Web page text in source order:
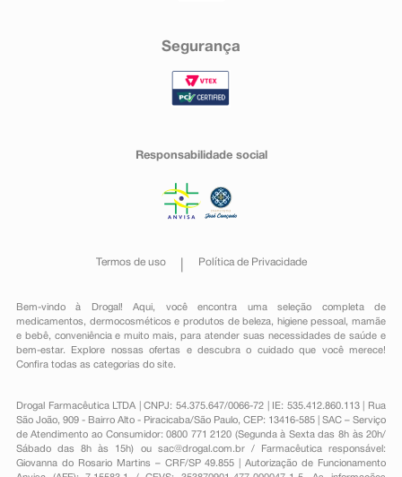
Segurança
Responsabilidade social
Termos de uso Política de Privacidade
Bem-vindo à Drogal! Aqui, você encontra uma seleção completa de
medicamentos , dermocosméticos e produtos de beleza, higiene pessoal ,mamãe
e bebê, conveniênciae muito mais, para atender suas necessidades de saúde e
bem-estar. Explore nossas ofertas e descubra o cuidado que você merece!
Confira todas as categorias do site.
Drogal Farmacêutica LTDA | CNPJ: 54.375.647/0066-72 | IE: 535.412.860.113 | Rua
São João, 909 - Bairro Alto - Piracicaba/São Paulo, CEP: 13416-585 | SAC – Serviço
de Atendimento ao Consumidor: 0800 771 2120 (Segunda à Sexta das 8h às 20h/
Sábado das 8h às 15h) ou sac@drogal.com.br/ Farmacêutica responsável:
Giovanna do Rosario Martins – CRF/SP 49.855 | Autorização de Funcionamento